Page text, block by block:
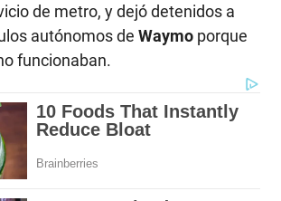
de metro, y dejó detenidos a
autónomos de Waymo porque
funcionaban.